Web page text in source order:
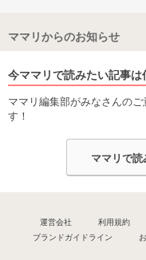
ママリからのお知らせ
今ママリで読みたい記事は
ママリ編集部がみなさんの
す！
ママリで読
運営会社 利用規約
ブランドガイドライン